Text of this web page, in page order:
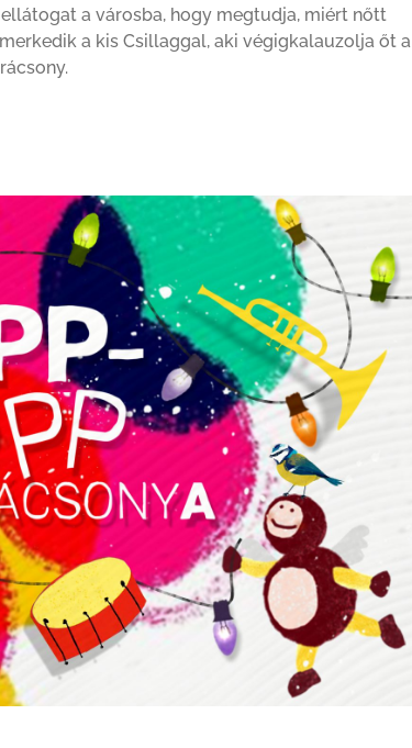
a városba, hogy megtudja, miért nőtt
a kis Csillaggal, aki végigkalauzolja őt a